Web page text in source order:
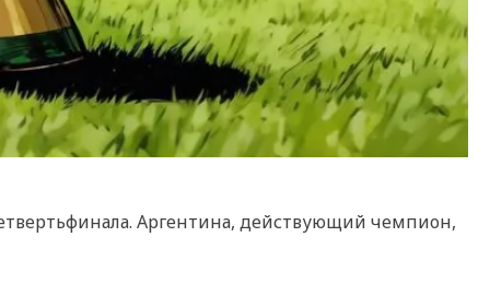
Аргентина, действующий чемпион,